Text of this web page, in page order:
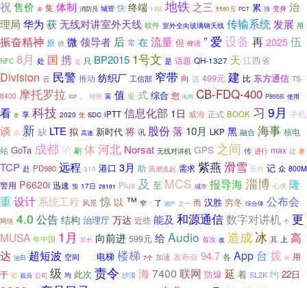
祝售价 兼 集 体制 消防员 城管 快 终端 13级 地铁 之三 5580元 PDT 累 须 变身 治
理局 华为 获无线对讲室外天线 软件 室外全向玻璃钢天线 传输系统 发展 用
振奋精神 原 掀 微 领导者 后 常 在 流量 但 蜂语 ” 爱 设备 再2025伍
NFC 8月 处 国 携 近 只 BP2015 1号文 是 话题 QH-1327 天 江西省
Division 云 民警 推动 纺织厂 工信部 窄带 向 说 499元 建 比 东方通信 TS-
8400 摩托罗拉 ISP 。 经营 富 值 返 式 综合 您 电用 CB-FDQ-400 P8668i 使用
看 要 享 科技 2020 凭 SDC iPTT 信息化部 1日 威海 正式 BOOK 习 9月 手机
谈 由 新 缺 LTE 拟 高速 新时代 将 讯 股份落 10月 LKP 黑 融合 海事 核电
站 GoTa 成都 的 刷 体 河北 Norsat 无线对讲机 GPS 之间 传 进行 max 让 赛
TCP 赴 PD980 远程 310 港口 3月 助 高潮迭起 需求 紫燕 滑雪 反对 记 众 800M
警用 P6620i 迅速 预 17日 28181 Plus 及 至 MCS 城市 报导海淄博 心求 隆
重设计 系统工程 风景 惊 以 ™ 窄 “ 了 国产 之一 而 汉胜 穷冬 综合体 公布会
网络 4.0 公告结构 治理厅 万达 近些 能及 和源通信数字对讲机 个 更
MUSA 年中国 1月 部长 向前进 599元 给 Audio 首次 改 造成 冰 其 上 高
达 油田 超短波 空间 电梯 楼梯 7个 加速 发布会 94.7 各 App 台 拨 有 用
于 它 裁员 公司 级 均 此次 责令 沙漠 海 7400 联网 防爆 延 着 SL2K 约 22日